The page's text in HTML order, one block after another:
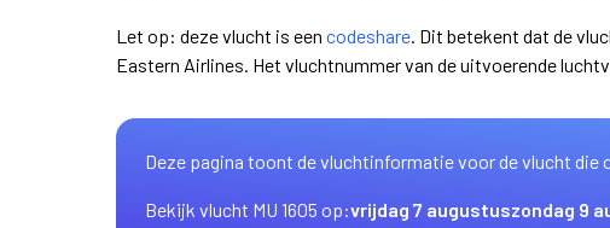
Let op: deze vlucht is een codeshare. Dit betekent dat de
Eastern Airlines. Het vluchtnummer van de uitvoerende
Deze pagina toont de vluchtinformatie voor de vlucht die
Bekijk vlucht MU 1605 op:vrijdag 7 augustuszondag 9